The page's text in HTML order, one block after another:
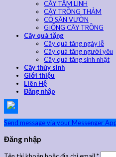
CÂY TÂM LINH
CÂY TRỒNG THẢM
CỎ SÂN VƯỜN
GIỐNG CÂY TRỒNG
Cây quà tặng
Cây quà tặng ngày lễ
Cây quà tặng người yêu
Cây quà tặng sinh nhật
Cây thủy sinh
Giới thiệu
Liên Hệ
Đăng nhập
Send message via your Messenger
Đăng nhập